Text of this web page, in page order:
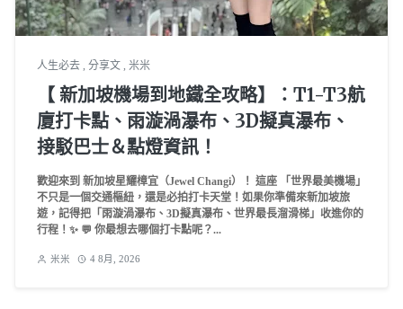
人生必去 , 分享文 , 米米
【 新加坡機場到地鐵全攻略】：T1-T3航
廈打卡點、雨漩渦瀑布、3D擬真瀑布、
接駁巴士＆點燈資訊！
歡迎來到 新加坡星耀樟宜（Jewel Changi）！ 這座 「世界最美機場」
不只是一個交通樞紐，還是必拍打卡天堂！如果你準備來新加坡旅
遊，記得把「雨漩渦瀑布、3D擬真瀑布、世界最長溜滑梯」收進你的
行程！✨ 💬 你最想去哪個打卡點呢？...
米米 4 8月, 2026